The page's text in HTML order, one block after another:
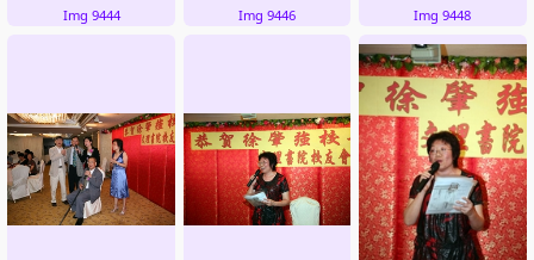
Img 9444 Img 9446 Img 9448